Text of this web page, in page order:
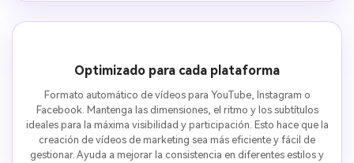
Optimizado para cada plataforma
Formato automático de vídeos para YouTube, Instagram o
Facebook. Mantenga las dimensiones, el ritmo y los subtítulos
ideales para la máxima visibilidad y participación. Esto hace que la
creación de vídeos de marketing sea más eficiente y fácil de
gestionar. Ayuda a mejorar la consistencia en diferentes estilos y